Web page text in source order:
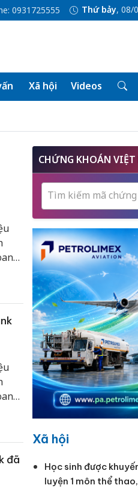
0931725555 Thứ bảy, 08/
Xã hội Videos
đã
CHỨNG KHOÁN
Xã hội
Học sinh được
luyện 1 môn thể